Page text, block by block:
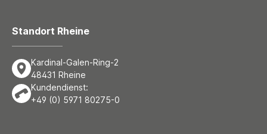
Standort Rheine
Kardinal-Galen-Ring-2
48431 Rheine
Kundendienst:
+49 (0) 5971 80275-0